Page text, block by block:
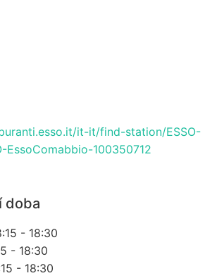
it-it/find-station/ESSO-
EssoComabbio-100350712
doba
- 18:30
- 18:30
- 18:30